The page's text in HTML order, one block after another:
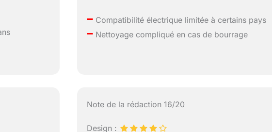
– Compatibilité électrique limitée à certains pays
– Nettoyage compliqué en cas de bourrage
Note de la rédaction 16/20
Design :